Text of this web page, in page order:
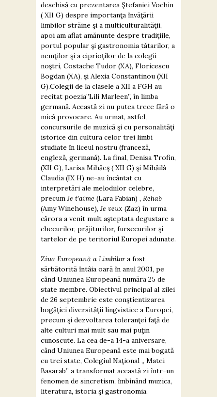
deschisă cu prezentarea Ştefaniei Vochin
( XII G) despre importanţa învăţării
limbilor străine şi a multiculturalităţii,
apoi am aflat amănunte despre tradiţiile,
portul popular şi gastronomia tătarilor, a
nemţilor şi a ciprioţilor de la colegii
noştri, Costache Tudor (XA), Floricescu
Bogdan (XA), şi Alexia Constantinou (XII
G).Colegii de la clasele a XII a FGH au
recitat poezia’’Lili Marleen’’, în limba
germană. Această zi nu putea trece fără o
mică provocare. Au urmat, astfel,
concursurile de muzică şi cu personalităţi
istorice din cultura celor trei limbi
studiate în liceul nostru (franceză,
engleză, germană). La final, Denisa Trofin,
(XII G), Larisa Mihăeş ( XII G) şi Mihăilă
Claudia (IX H) ne-au încântat cu
interpretări ale melodiilor celebre,
precum Je t’aime (Lara Fabian) , Rehab
(Amy Winehouse), Je veux (Zaz) în urma
cărora a venit mult aşteptata degustare a
checurilor, prăjiturilor, fursecurilor şi
tartelor de pe teritoriul Europei adunate.
Ziua Europeană a Limbilora fost
sărbătorită întâia oară în anul 2001, pe
când Uniunea Europeană număra 25 de
state membre. Obiectivul principal al zilei
de 26 septembrie este conştientizarea
bogăţiei diversităţii lingvistice a Europei,
precum şi dezvoltarea toleranţei faţă de
alte culturi mai mult sau mai puţin
cunoscute. La cea de-a 14-a aniversare,
când Uniunea Europeană este mai bogată
cu trei state, Colegiul Naţional „ Matei
Basarab” a transformat această zi într-un
fenomen de sincretism, îmbinând muzica,
literatura, istoria şi gastronomia.